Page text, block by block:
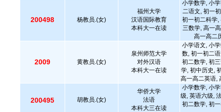
200498 杨教员.(女)
福州大学
汉语国际教育
本科大一在读
小学数学, 小
二语文, 初一
初一初二科学,
三数学, 高一
高一高二
2009 黄教员.(女)
泉州师范大学
对外汉语
本科大一在读
小学语文, 小
数, 初一初二
初二数学, 初
学, 初中历史,
高一高二英语,
200495 胡教员.(女)
华侨大学
法语
本科大三在读
小学数学, 小
级, 英语六级,
初二数学, 初